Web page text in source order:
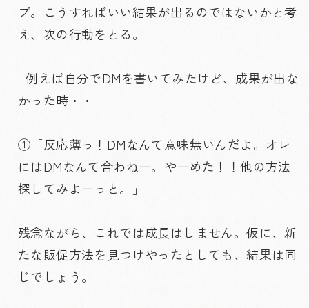
プ。こうすればいい結果が出るのではないかと考
え、次の行動をとる。
例えば自分でDMを書いてみたけど、成果が出な
かった時・・
①「反応薄っ！DMなんて意味無いんだよ。オレ
にはDMなんて合わねー。やーめた！！他の方法
探してみよーっと。」
残念ながら、これでは成長はしません。仮に、新
たな販促方法を見つけやったとしても、結果は同
じでしょう。